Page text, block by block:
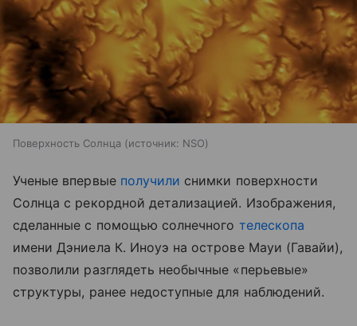
Поверхность Солнца источник: NSO
Ученые впервые получили снимки поверхности
Солнца с рекордной детализацией. Изображения,
сделанные с помощью солнечного телескопа
имени Дэниела К. Иноуэ на острове Мауи (Гавайи),
позволили разглядеть необычные «перьевые»
структуры, ранее недоступные для наблюдений.